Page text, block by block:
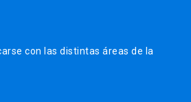
con las distintas áreas de la